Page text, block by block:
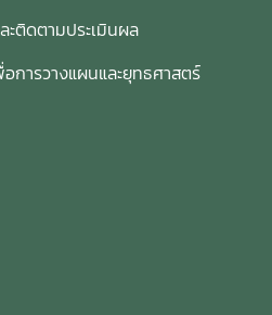
ะติดตามประเมินผล
พื่อการวางแผนและยุทธศาสตร์